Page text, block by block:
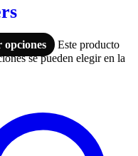
opciones
Este producto
se pueden elegir en la